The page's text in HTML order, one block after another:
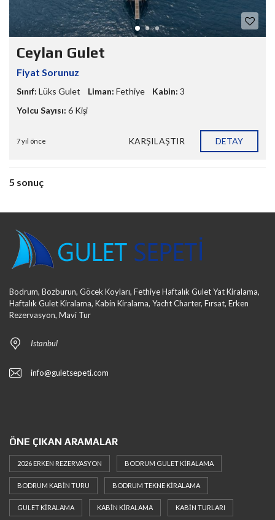
Ceylan Gulet
Fiyat Sorunuz
Sınıf: Lüks Gulet Liman: Fethiye Kabin: 3
Yolcu Sayısı: 6 Kişi
7 yıl önce KARŞILAŞTIR DETAY
5 sonuç
Bodrum, Bozburun, Göcek Koyları, Fethiye Haftalık Gulet Yat Kiralama,
Haftalık Gulet Kiralama, Kabin Kiralama, Yacht Charter, Fırsat, Erken
Rezervasyon, Mavi Tur
Istanbul
info@guletsepeti.com
ÖNE ÇIKAN ARAMALAR
2026 ERKEN REZERVASYON BODRUM GULET KIRALAMA
BODRUM KABIN TURU BODRUM TEKNE KIRALAMA
GULET KIRALAMA KABIN KIRALAMA KABIN TURLARI